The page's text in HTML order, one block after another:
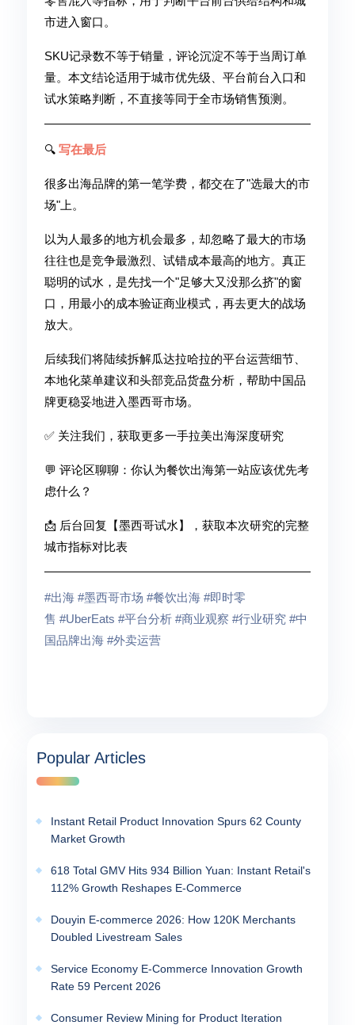
市进入窗口。
SKU记录数不等于销量，评论沉淀不等于当周订单
量。本文结论适用于城市优先级、平台前台入口和
试水策略判断，不直接等同于全市场销售预测。
🔍 写在最后
很多出海品牌的第一笔学费，都交在了"选最大的市
场"上。
以为人最多的地方机会最多，却忽略了最大的市场
往往也是竞争最激烈、试错成本最高的地方。真正
聪明的试水，是先找一个"足够大又没那么挤"的窗
口，用最小的成本验证商业模式，再去更大的战场
放大。
后续我们将陆续拆解瓜达拉哈拉的平台运营细节、
本地化菜单建议和头部竞品货盘分析，帮助中国品
牌更稳妥地进入墨西哥市场。
✅ 关注我们，获取更多一手拉美出海深度研究
💬 评论区聊聊：你认为餐饮出海第一站应该优先考
虑什么？
📩 后台回复【墨西哥试水】，获取本次研究的完整
城市指标对比表
#出海 #墨西哥市场 #餐饮出海 #即时零
售 #UberEats #平台分析 #商业观察 #行业研究 #中
国品牌出海 #外卖运营
Popular Articles
Instant Retail Product Innovation Spurs 62 County
Market Growth
618 Total GMV Hits 934 Billion Yuan: Instant Retail's
112% Growth Reshapes E-Commerce
Douyin E-commerce 2026: How 120K Merchants
Doubled Livestream Sales
Service Economy E-Commerce Innovation Growth
Rate 59 Percent 2026
Consumer Review Mining for Product Iteration